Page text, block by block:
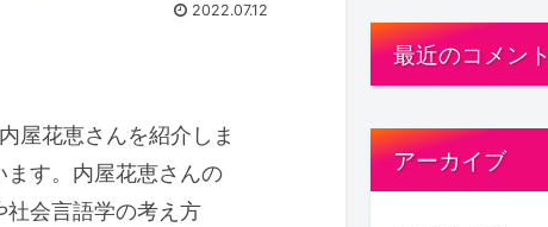
2022.07.12
屋花恵さんを紹介しま
す。内屋花恵さんの
会言語学の考え方
最近のコメント
アーカイブ